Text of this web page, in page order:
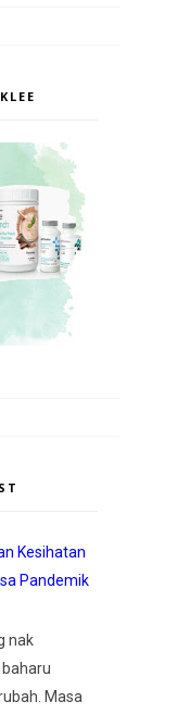
Kesihatan
Pandemik
nak
Masa